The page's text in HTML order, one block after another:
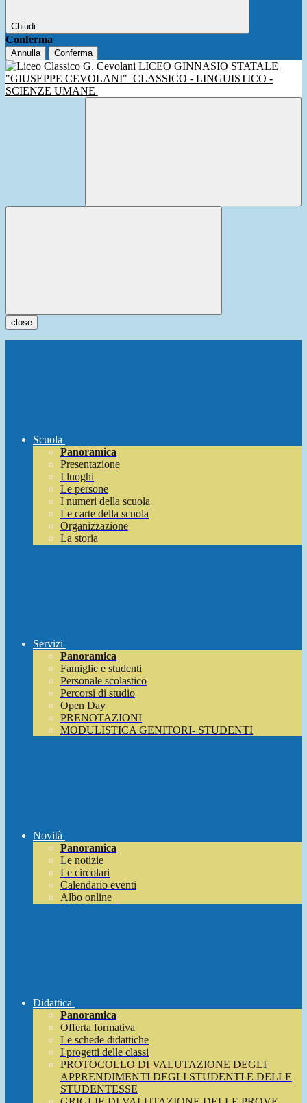
Chiudi
Conferma
Annulla Conferma
LICEO GINNASIO STATALE
"GIUSEPPE CEVOLANI" CLASSICO - LINGUISTICO -
SCIENZE UMANE
close
Scuola
Panoramica
Presentazione
I luoghi
Le persone
I numeri della scuola
Le carte della scuola
Organizzazione
La storia
Servizi
Panoramica
Famiglie e studenti
Personale scolastico
Percorsi di studio
Open Day
PRENOTAZIONI
MODULISTICA GENITORI- STUDENTI
Novità
Panoramica
Le notizie
Le circolari
Calendario eventi
Albo online
Didattica
Panoramica
Offerta formativa
Le schede didattiche
I progetti delle classi
PROTOCOLLO DI VALUTAZIONE DEGLI
APPRENDIMENTI DEGLI STUDENTI E DELLE
STUDENTESSE